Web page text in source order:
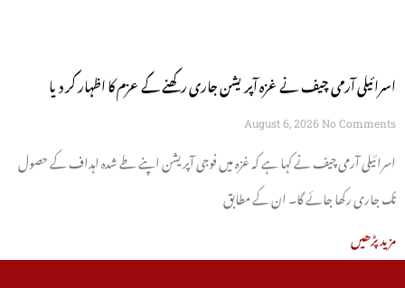
اسرائیلی آرمی چیف نے غزہ آپریشن جاری رکھنے کے عزم کا اظہار کر دیا
August 6, 2026 No Comments
اسرائیلی آرمی چیف نے کہا ہے کہ غزہ میں فوجی آپریشن اپنے طے شدہ اہداف کے حصول
تک جاری رکھا جائے گا۔ ان کے مطابق
مزید پڑھیں